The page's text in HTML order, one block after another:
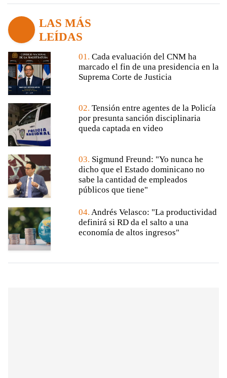
LAS MÁS
LEÍDAS
01. Cada evaluación del CNM ha
marcado el fin de una presidencia en la
Suprema Corte de Justicia
02. Tensión entre agentes de la Policía
por presunta sanción disciplinaria
queda captada en video
03. Sigmund Freund: "Yo nunca he
dicho que el Estado dominicano no
sabe la cantidad de empleados
públicos que tiene"
04. Andrés Velasco: "La productividad
definirá si RD da el salto a una
economía de altos ingresos"